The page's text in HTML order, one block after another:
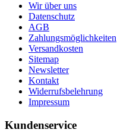
Wir über uns
Datenschutz
AGB
Zahlungsmöglichkeiten
Versandkosten
Sitemap
Newsletter
Kontakt
Widerrufsbelehrung
Impressum
Kundenservice